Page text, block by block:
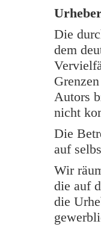
Die
dem
Autors
nicht
Die
auf
Wir
die auf
die